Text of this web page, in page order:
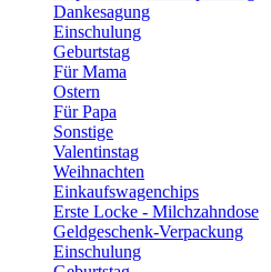
Dankesagung
Einschulung
Geburtstag
Für Mama
Ostern
Für Papa
Sonstige
Valentinstag
Weihnachten
Einkaufswagenchips
Erste Locke - Milchzahndose
Geldgeschenk-Verpackung
Einschulung